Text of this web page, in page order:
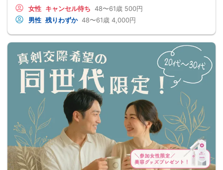
女性 キャンセル待ち 48〜61歳 500円
男性 残りわずか 48〜61歳 4,000円